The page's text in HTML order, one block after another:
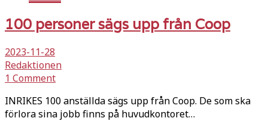
100 personer sägs upp från Coop
2023-11-28
Redaktionen
1 Comment
INRIKES 100 anställda sägs upp från Coop. De som ska
förlora sina jobb finns på huvudkontoret…